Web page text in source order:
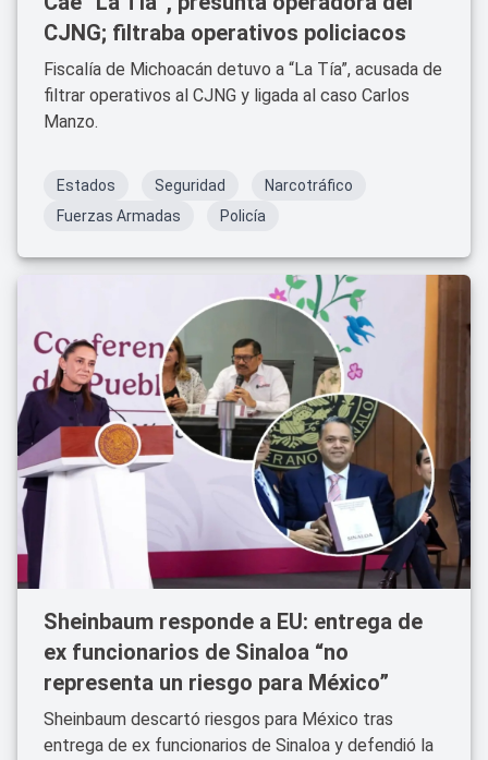
CJNG; filtraba operativos policiacos
Fiscalía de Michoacán detuvo a “La Tía”, acusada de
filtrar operativos al CJNG y ligada al caso Carlos
Manzo.
Estados Seguridad
Narcotráfico
Fuerzas Armadas
Policía
Sheinbaum responde a EU: entrega de
ex funcionarios de Sinaloa “no
representa un riesgo para México”
Sheinbaum descartó riesgos para México tras
entrega de ex funcionarios de Sinaloa y defendió la